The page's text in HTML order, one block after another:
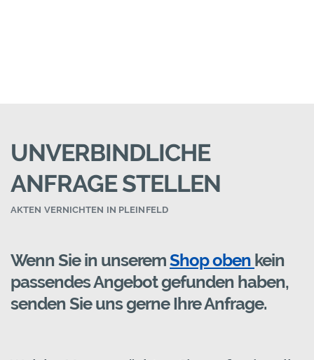
UNVERBINDLICHE
ANFRAGE STELLEN
AKTEN VERNICHTEN IN PLEINFELD
Wenn Sie in unseremShop oben kein
passendes Angebot gefunden haben,
senden Sie uns gerne Ihre Anfrage.